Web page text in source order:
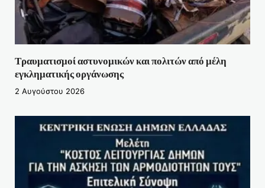
Τραυματισμοί αστυνομικών και πολιτών από μέλη
εγκληματικής οργάνωσης
2 Αυγούστου 2026